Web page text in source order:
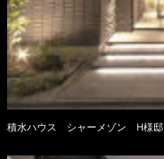
積水ハウス シャーメゾン H様邸